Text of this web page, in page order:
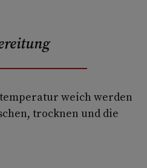
weich werden
trocknen und die